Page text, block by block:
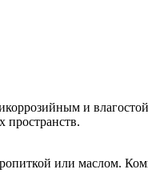
и
пространств.
или маслом.